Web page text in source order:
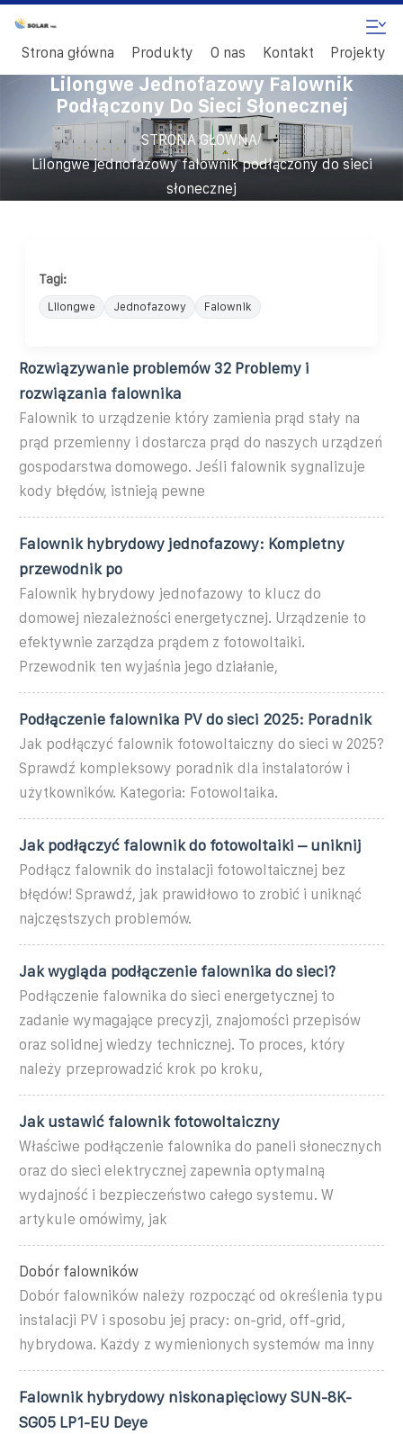
Strona główna Produkty O nas Kontakt Projekty
Lilongwe Jednofazowy Falownik
Podłączony Do Sieci Słonecznej
STRONA GŁÓWNA/
Lilongwe jednofazowy falownik podłączony do sieci
słonecznej
Tagi:
Lilongwe Jednofazowy Falownik
Rozwiązywanie problemów 32 Problemy i
rozwiązania falownika
Falownik to urządzenie który zamienia prąd stały na
prąd przemienny i dostarcza prąd do naszych urządzeń
gospodarstwa domowego. Jeśli falownik sygnalizuje
kody błędów, istnieją pewne
Falownik hybrydowy jednofazowy: Kompletny
przewodnik po
Falownik hybrydowy jednofazowy to klucz do
domowej niezależności energetycznej. Urządzenie to
efektywnie zarządza prądem z fotowoltaiki.
Przewodnik ten wyjaśnia jego działanie,
Podłączenie falownika PV do sieci 2025: Poradnik
Jak podłączyć falownik fotowoltaiczny do sieci w 2025?
Sprawdź kompleksowy poradnik dla instalatorów i
użytkowników. Kategoria: Fotowoltaika.
Jak podłączyć falownik do fotowoltaiki – uniknij
Podłącz falownik do instalacji fotowoltaicznej bez
błędów! Sprawdź, jak prawidłowo to zrobić i uniknąć
najczęstszych problemów.
Jak wygląda podłączenie falownika do sieci?
Podłączenie falownika do sieci energetycznej to
zadanie wymagające precyzji, znajomości przepisów
oraz solidnej wiedzy technicznej. To proces, który
należy przeprowadzić krok po kroku,
Jak ustawić falownik fotowoltaiczny
Właściwe podłączenie falownika do paneli słonecznych
oraz do sieci elektrycznej zapewnia optymalną
wydajność i bezpieczeństwo całego systemu. W
artykule omówimy, jak
Dobór falowników
Dobór falowników należy rozpocząć od określenia typu
instalacji PV i sposobu jej pracy: on-grid, off-grid,
hybrydowa. Każdy z wymienionych systemów ma inny
Falownik hybrydowy niskonapięciowy SUN-8K-
SG05 LP1-EU Deye